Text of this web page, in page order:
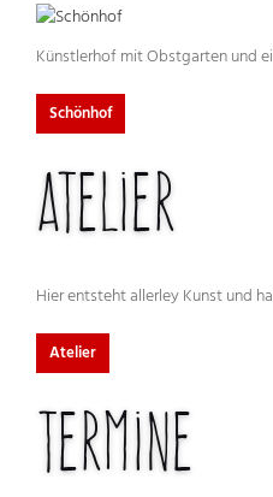
Künstlerhof mit Obstgarten und
Schönhof
Atelier
Hier entsteht allerley Kunst und
Atelier
Termine